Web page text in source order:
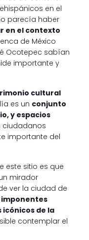
en el
parecía haber
en el contexto
de México
Ocotepec sabían
importante y
cultural
es un conjunto
y espacios
ciudadanos
importante del
este sitio es que
mirador
ver la ciudad de
imponentes
icónicos de la
contemplar el